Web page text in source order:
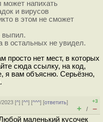
может напихать
и вирусов
в этом не сможет
выпил.
в остальных не увидел.
просто нет мест, в которых
сюда ссылку, на код,
я вам объясню. Серьёзно,
2023 [^] [^^] [^^^] [ответить]
+3
+ / –
маленький кусочек